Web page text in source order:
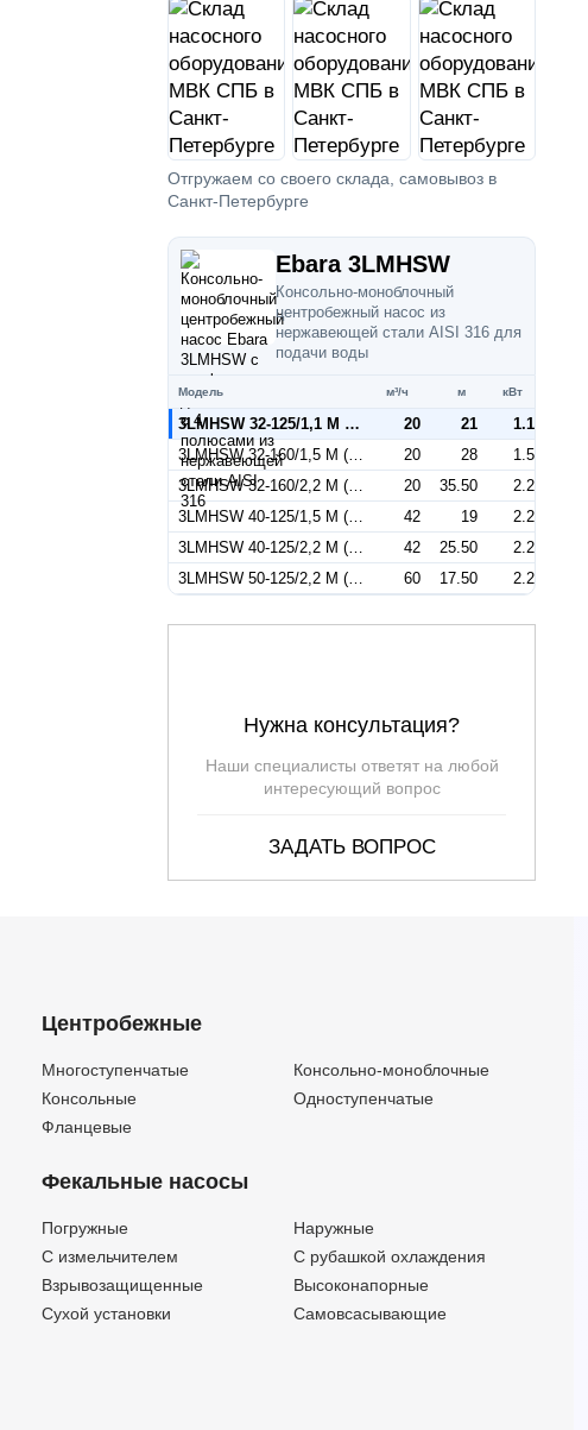
Отгружаем со своего склада, самовывоз в
Санкт-Петербурге
Ebara 3LMHSW
Консольно-моноблочный
центробежный насос из
нержавеющей стали AISI 316 для
подачи воды
Модель м³/ч м кВт
3LMHSW 32-125/1,1 M (Артикул 1302209600) 20 21
1.1
3LMHSW 32-160/1,5 M (Артикул 1302209100)
20 28
1.5
3LMHSW 32-160/2,2 M (Артикул 1302309100)
20 35.50
2.2
3LMHSW 40-125/1,5 M (Артикул 1322379100)
42 19
2.2
3LMHSW 40-125/2,2 M (Артикул 1322279100)
42 25.50
2.2
3LMHSW 50-125/2,2 M (Артикул 1332509100)
60 17.50 2.2
Нужна консультация?
Наши специалисты ответят на любой
интересующий вопрос
ЗАДАТЬ ВОПРОС
Центробежные
Многоступенчатые
Консольно-моноблочные
Консольные
Одноступенчатые
Фланцевые
Фекальные насосы
Погружные
Наружные
C измельчителем
С рубашкой охлаждения
Взрывозащищенные
Высоконапорные
Сухой установки
Самовсасывающие